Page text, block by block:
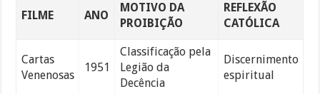
FILME ANO
MOTIVO DA
PROIBIÇÃO
REFLEXÃO
CATÓLICA
Cartas
Venenosas
1951
Classificação pela
Legião da
Decência
Discernimento
espiritual